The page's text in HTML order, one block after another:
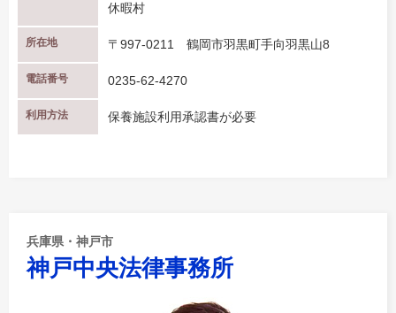
休暇村
所在地 〒997-0211 鶴岡市羽黒町手向羽黒山8
電話番号 0235-62-4270
利用方法 保養施設利用承認書が必要
兵庫県・神戸市
神戸中央法律事務所